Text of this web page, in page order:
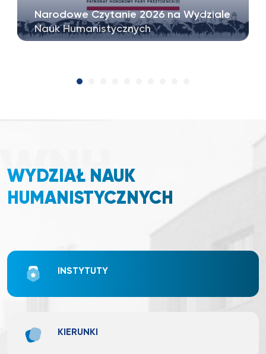
Narodowe Czytanie 2026 na Wydziale
Nauk Humanistycznych
WYDZIAŁ NAUK
HUMANISTYCZNYCH
INSTYTUTY
KIERUNKI